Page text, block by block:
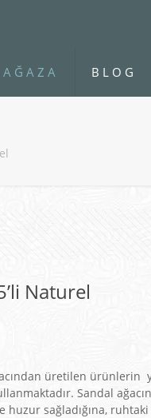
BLOG
Naturel
üretilen ürünlerin
Sandal
huzur sağladığına,